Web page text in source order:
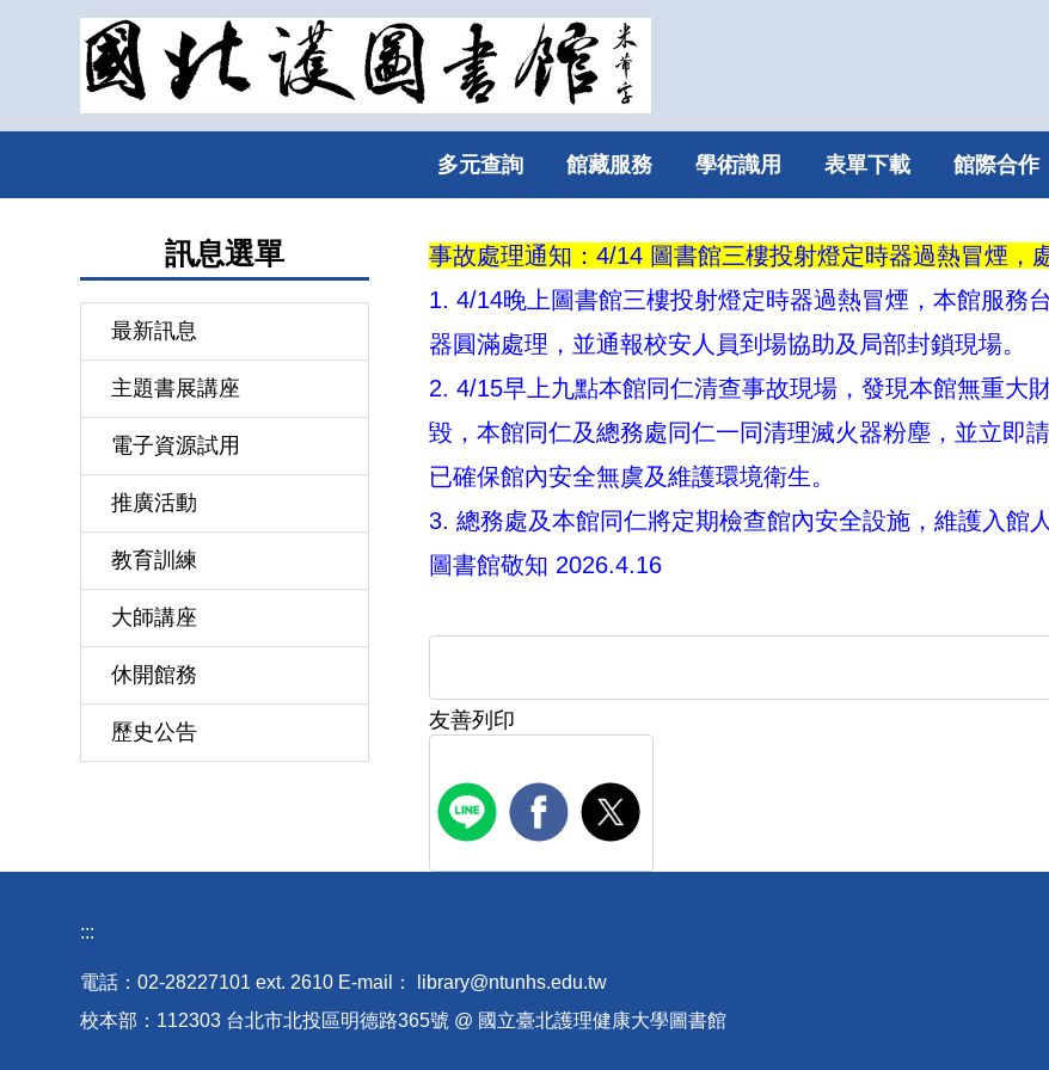
多元查詢 館藏服務 學術識用 表單下載 館際合作
訊息選單
最新訊息
主題書展講座
電子資源試用
推廣活動
教育訓練
大師講座
休開館務
歷史公告
事故處理通知：4/14 圖書館三樓投射燈定時器過熱冒煙，
1. 4/14晚上圖書館三樓投射燈定時器過熱冒煙，本館服務
器圓滿處理，並通報校安人員到場協助及局部封鎖現場。
2. 4/15早上九點本館同仁清查事故現場，發現本館無重大
毀，本館同仁及總務處同仁一同清理滅火器粉塵，並立即
已確保館內安全無虞及維護環境衛生。
3. 總務處及本館同仁將定期檢查館內安全設施，維護入館人
圖書館敬知 2026.4.16
友善列印
:::
電話：02-28227101 ext. 2610 E-mail ：
library@ntunhs.edu.tw
校本部：112303 台北市北投區明德路365號 @ 國立臺北護理健康大學圖書館